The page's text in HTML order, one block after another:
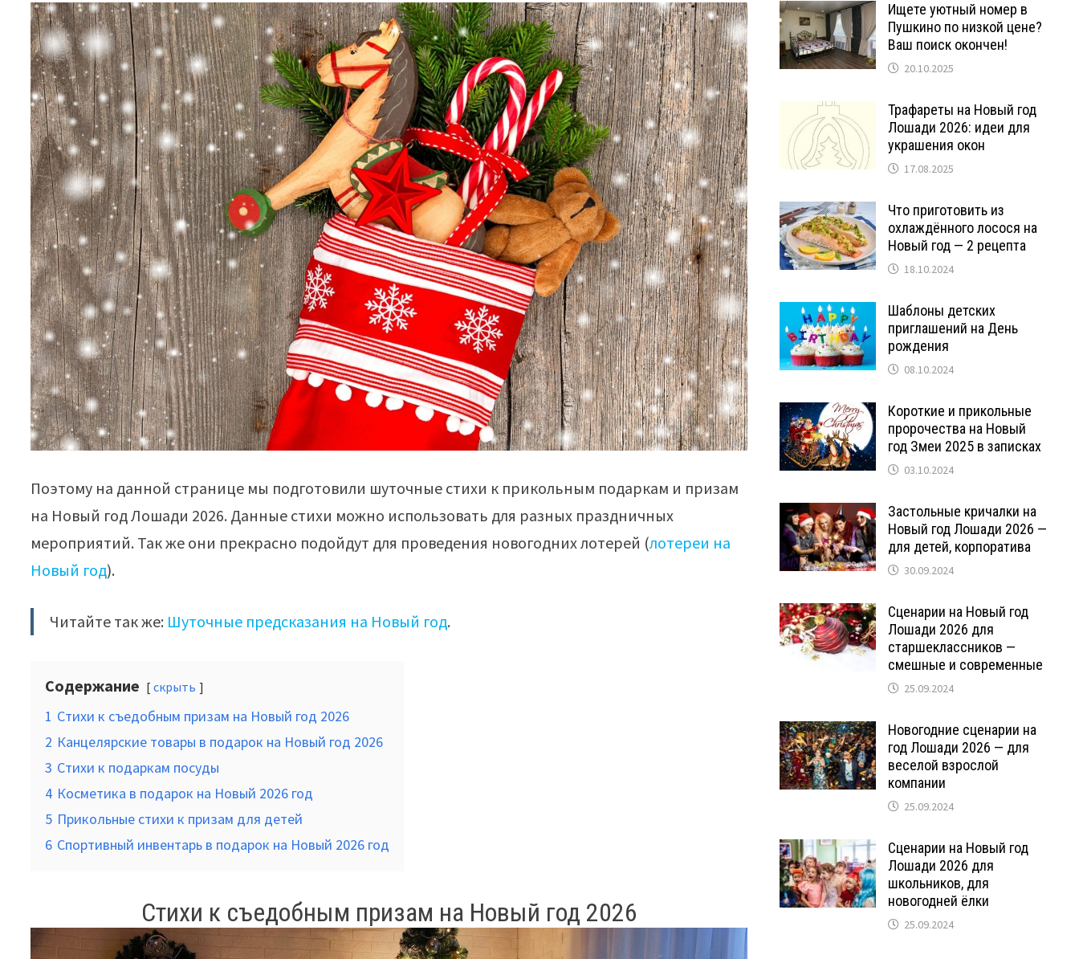
Поэтому на данной странице мы подготовили шуточные стихи к прикольным подаркам и призам
на Новый год Лошади 2026. Данные стихи можно использовать для разных праздничных
мероприятий. Так же они прекрасно подойдут для проведения новогодних лотерей (лотереи на
Новый год).
Читайте так же: Шуточные предсказания на Новый год.
Содержание скрыть
1 Стихи к съедобным призам на Новый год 2026
2 Канцелярские товары в подарок на Новый год 2026
3 Стихи к подаркам посуды
4 Косметика в подарок на Новый 2026 год
5 Прикольные стихи к призам для детей
6 Спортивный инвентарь в подарок на Новый 2026 год
Стихи к съедобным призам на Новый год 2026
Ищете уютный номер в
Пушкино по низкой цене?
Ваш поиск окончен!
20.10.2025
Трафареты на Новый год
Лошади 2026: идеи для
украшения окон
17.08.2025
Что приготовить из
охлаждённого лосося на
Новый год — 2 рецепта
18.10.2024
Шаблоны детских
приглашений на День
рождения
08.10.2024
Короткие и прикольные
пророчества на Новый
год Змеи 2025 в записках
03.10.2024
Застольные кричалки на
Новый год Лошади 2026 —
для детей, корпоратива
30.09.2024
Сценарии на Новый год
Лошади 2026 для
старшеклассников —
смешные и современные
25.09.2024
Новогодние сценарии на
год Лошади 2026 — для
веселой взрослой
компании
25.09.2024
Сценарии на Новый год
Лошади 2026 для
школьников, для
новогодней ёлки
25.09.2024